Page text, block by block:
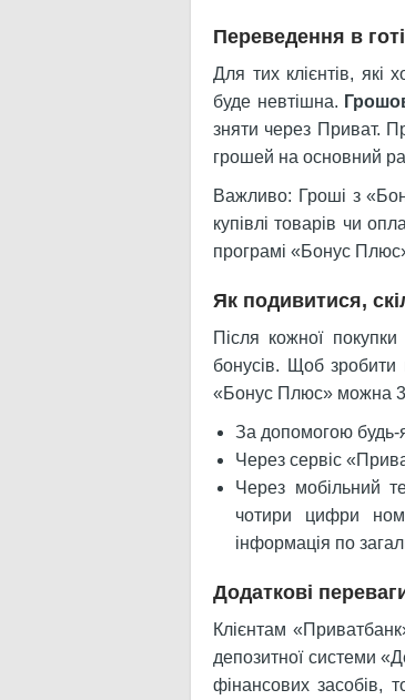
Переведення в
Для тих клієнтів,
буде невтішна.
зняти через Приват.
грошей на основний
Важливо: Гроші з
купівлі товарів чи
програмі «Бонус
Як подивитися,
Після кожної
бонусів. Щоб зробити
«Бонус Плюс» можна
За допомогою будь-
Через сервіс
Через мобільний
чотири цифри
інформація по
Додаткові
Клієнтам
депозитної системи
фінансових засобів,